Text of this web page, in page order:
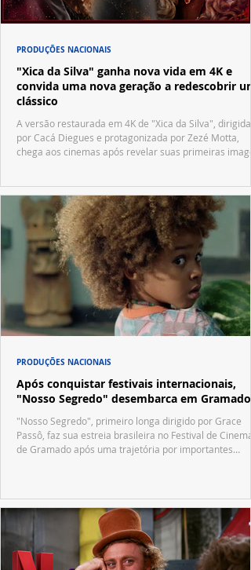
"Xica da Silva" ganha nova vida em 4K e
convida uma nova geração a redescobrir um
clássico
A versão restaurada em 4K de "Xica da Silva", dirigida
por Cacá Diegues e protagonizada por Zezé Motta,
chega aos cinemas após revelar suas primeiras
PRODUÇÕES NACIONAIS
Após conquistar festivais internacionais,
"Nosso Segredo" desembarca em Gramado
"Nosso Segredo", primeiro longa dirigido por Grace
Passô, faz sua estreia brasileira no Festival de Cinema
de Gramado após uma trajetória por importantes
PRODUÇÕES NACIONAIS